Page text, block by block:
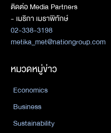
ติดต่อ Media Partners
- เมธิกา เมธาพิทักษ์
02-338-3198
metika_met@nationgroup.com
หมวดหมู่ข่าว
Economics
Business
Sustainability